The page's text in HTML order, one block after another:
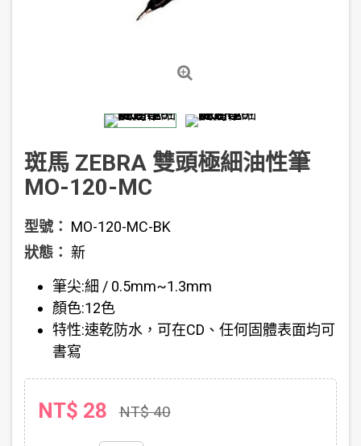
斑馬 ZEBRA 雙頭極細油性筆
MO-120-MC
型號： MO-120-MC-BK
狀態： 新
筆尖:細 / 0.5mm~1.3mm
顏色:12色
特性:速乾防水，可在CD、任何固體表面均可
書寫
NT$ 28 NT$ 40